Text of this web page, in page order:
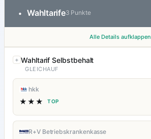
• Wahltarife3 Punkte
Alle Details aufklappen
Wahltarif Selbstbehalt
GLEICHAUF
hkk
★★★ TOP
R+V Betriebskrankenkasse